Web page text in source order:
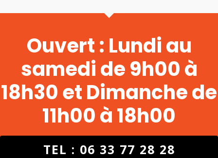
Ouvert : Lundi au
samedi de 9h00 à
18h30 et Dimanche de
11h00 à 18h00
TEL : 06 33 77 28 28